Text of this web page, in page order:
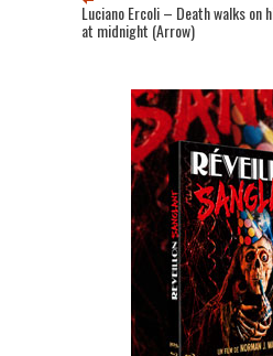
Luciano Ercoli – Death walks on
at midnight (Arrow)